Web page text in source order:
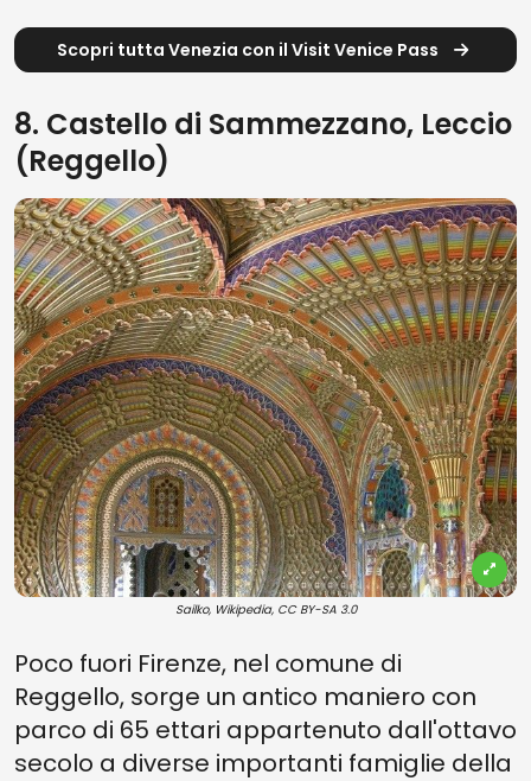
Scopri tutta Venezia con il Visit Venice Pass
8. Castello di Sammezzano, Leccio
(Reggello)
Sailko, Wikipedia, CC BY-SA 3.0
Poco fuori Firenze, nel comune di
Reggello, sorge un antico maniero con
parco di 65 ettari appartenuto dall'ottavo
secolo a diverse importanti famiglie della